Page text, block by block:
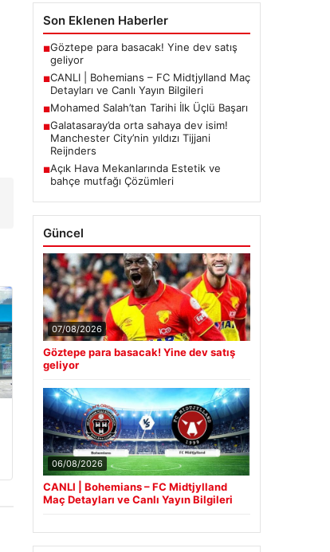
Son Eklenen Haberler
Göztepe para basacak! Yine dev satış
geliyor
CANLI | Bohemians – FC Midtjylland Maç
Detayları ve Canlı Yayın Bilgileri
Mohamed Salah’tan Tarihi İlk Üçlü Başarı
Galatasaray’da orta sahaya dev isim!
Manchester City’nin yıldızı Tijjani
Reijnders
Açık Hava Mekanlarında Estetik ve
Güncel
07/08/2026
Göztepe para basacak! Yine dev satış
06/08/2026
CANLI | Bohemians – FC Midtjylland